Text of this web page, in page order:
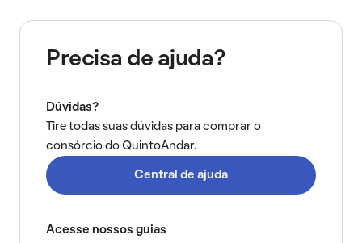
Precisa de ajuda?
Dúvidas?
Tire todas suas dúvidas para comprar o
consórcio do QuintoAndar.
Central de ajuda
Acesse nossos guias